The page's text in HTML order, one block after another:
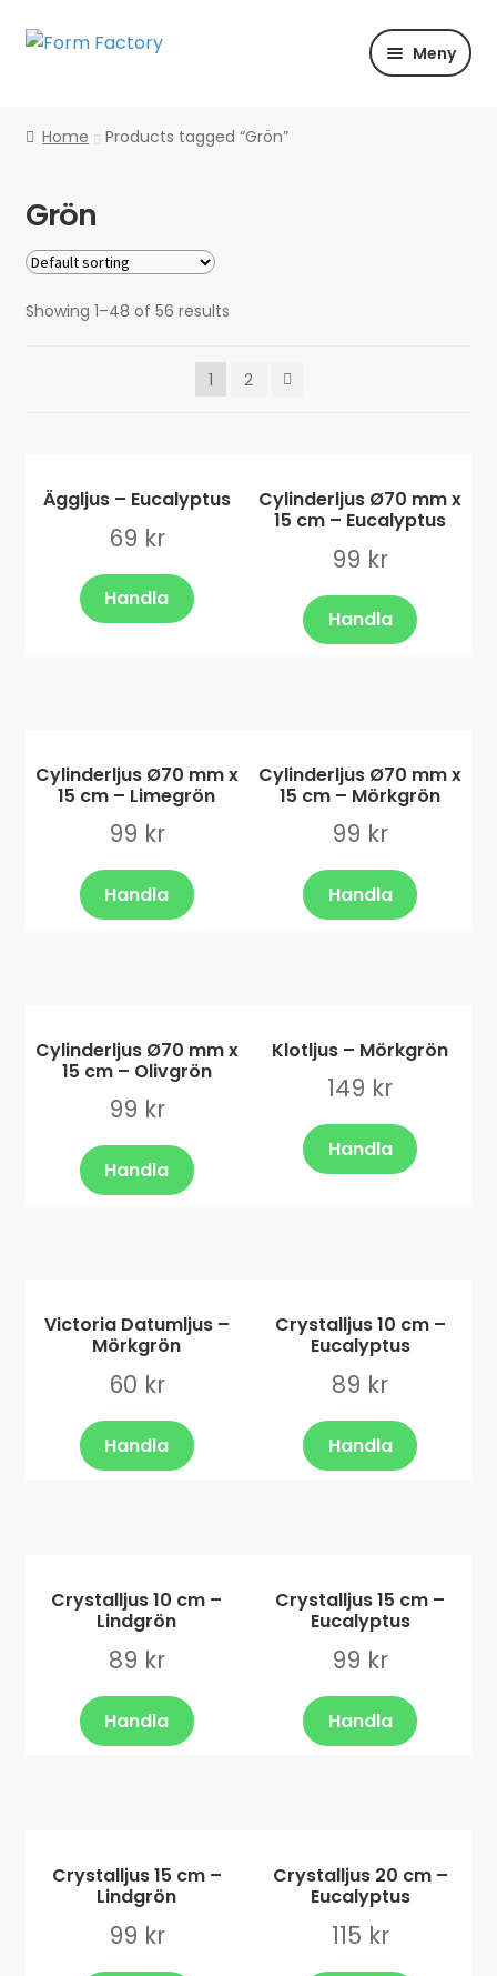
Hoppa
Hoppa
Meny
Händelser
Inspiration
Home Products tagged “Grön”
Grön
Showing 1–48 of 56 results
1 2
Äggljus – Eucalyptus
69 kr
Handla
Cylinderljus Ø70 mm x
15 cm – Eucalyptus
99 kr
Handla
Cylinderljus Ø70 mm x
15 cm – Limegrön
99 kr
Handla
Cylinderljus Ø70 mm x
15 cm – Mörkgrön
99 kr
Handla
Cylinderljus Ø70 mm x
15 cm – Olivgrön
99 kr
Handla
Klotljus – Mörkgrön
149 kr
Handla
Victoria Datumljus –
Mörkgrön
60 kr
Handla
Crystalljus 10 cm –
Eucalyptus
89 kr
Handla
Crystalljus 10 cm –
Lindgrön
89 kr
Handla
Crystalljus 15 cm –
Eucalyptus
99 kr
Handla
Crystalljus 15 cm –
Lindgrön
99 kr
Crystalljus 20 cm –
Eucalyptus
115 kr